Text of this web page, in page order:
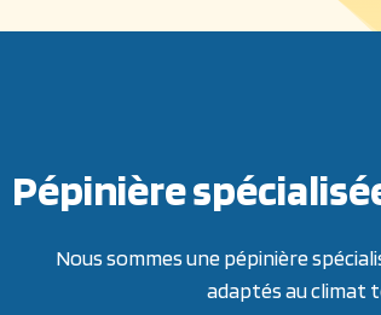
Pépinière
Nous sommes une pépinière
adaptés au climat